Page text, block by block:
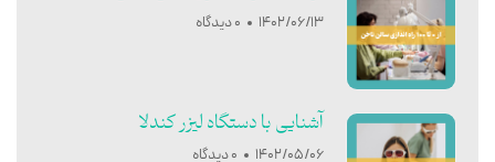
1402/06/13 0 دیدگاه
آشنایی با دستگاه لیزر کندلا
1402/05/06 0 دیدگاه